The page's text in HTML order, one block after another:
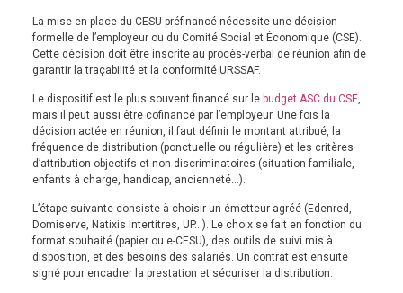
La mise en place du CESU préfinancé nécessite une décision
formelle de l’employeur ou du Comité Social et Économique (CSE).
Cette décision doit être inscrite au procès-verbal de réunion afin de
garantir la traçabilité et la conformité URSSAF.
Le dispositif est le plus souvent financé sur le budget ASC du CSE,
mais il peut aussi être cofinancé par l’employeur. Une fois la
décision actée en réunion, il faut définir le montant attribué, la
fréquence de distribution (ponctuelle ou régulière) et les critères
d’attribution objectifs et non discriminatoires (situation familiale,
enfants à charge, handicap, ancienneté…).
L’étape suivante consiste à choisir un émetteur agréé (Edenred,
Domiserve, Natixis Intertitres, UP…). Le choix se fait en fonction du
format souhaité (papier ou e-CESU), des outils de suivi mis à
disposition, et des besoins des salariés. Un contrat est ensuite
signé pour encadrer la prestation et sécuriser la distribution.